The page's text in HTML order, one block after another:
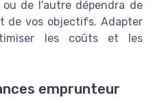
de l'autre dépendra de
de vos objectifs. Adapter
les coûts et les
emprunteur